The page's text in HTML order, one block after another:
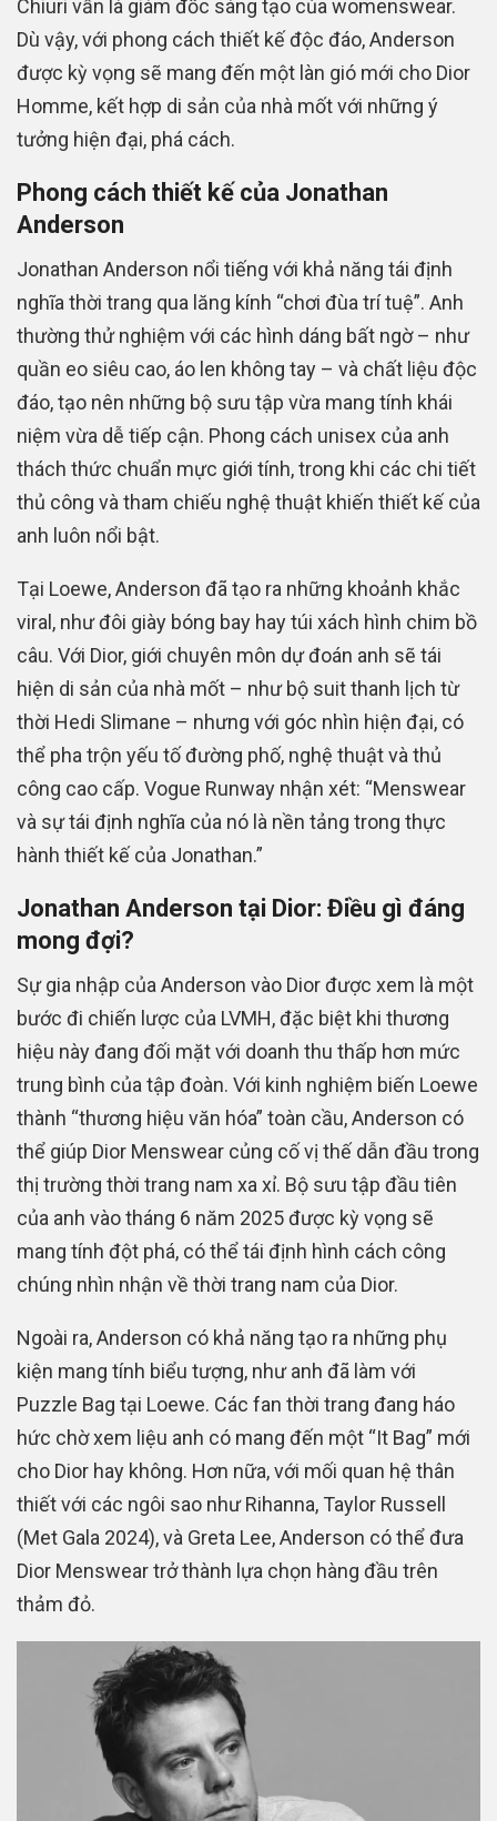
Chiuri vẫn là giám đốc sáng tạo của womenswear.
Dù vậy, với phong cách thiết kế độc đáo, Anderson
được kỳ vọng sẽ mang đến một làn gió mới cho Dior
Homme, kết hợp di sản của nhà mốt với những ý
tưởng hiện đại, phá cách.
Phong cách thiết kế của Jonathan
Anderson
Jonathan Anderson nổi tiếng với khả năng tái định
nghĩa thời trang qua lăng kính “chơi đùa trí tuệ”. Anh
thường thử nghiệm với các hình dáng bất ngờ – như
quần eo siêu cao, áo len không tay – và chất liệu độc
đáo, tạo nên những bộ sưu tập vừa mang tính khái
niệm vừa dễ tiếp cận. Phong cách unisex của anh
thách thức chuẩn mực giới tính, trong khi các chi tiết
thủ công và tham chiếu nghệ thuật khiến thiết kế của
anh luôn nổi bật.
Tại Loewe, Anderson đã tạo ra những khoảnh khắc
viral, như đôi giày bóng bay hay túi xách hình chim bồ
câu. Với Dior, giới chuyên môn dự đoán anh sẽ tái
hiện di sản của nhà mốt – như bộ suit thanh lịch từ
thời Hedi Slimane – nhưng với góc nhìn hiện đại, có
thể pha trộn yếu tố đường phố, nghệ thuật và thủ
công cao cấp. Vogue Runway nhận xét: “Menswear
và sự tái định nghĩa của nó là nền tảng trong thực
hành thiết kế của Jonathan.”
Jonathan Anderson tại Dior: Điều gì đáng
mong đợi?
Sự gia nhập của Anderson vào Dior được xem là một
bước đi chiến lược của LVMH, đặc biệt khi thương
hiệu này đang đối mặt với doanh thu thấp hơn mức
trung bình của tập đoàn. Với kinh nghiệm biến Loewe
thành “thương hiệu văn hóa” toàn cầu, Anderson có
thể giúp Dior Menswear củng cố vị thế dẫn đầu trong
thị trường thời trang nam xa xỉ. Bộ sưu tập đầu tiên
của anh vào tháng 6 năm 2025 được kỳ vọng sẽ
mang tính đột phá, có thể tái định hình cách công
chúng nhìn nhận về thời trang nam của Dior.
Ngoài ra, Anderson có khả năng tạo ra những phụ
kiện mang tính biểu tượng, như anh đã làm với
Puzzle Bag tại Loewe. Các fan thời trang đang háo
hức chờ xem liệu anh có mang đến một “It Bag” mới
cho Dior hay không. Hơn nữa, với mối quan hệ thân
thiết với các ngôi sao như Rihanna, Taylor Russell
(Met Gala 2024), và Greta Lee, Anderson có thể đưa
Dior Menswear trở thành lựa chọn hàng đầu trên
thảm đỏ.